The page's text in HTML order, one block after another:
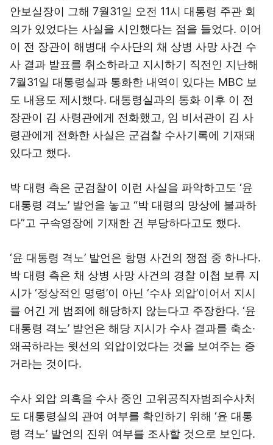
안보실장이 그해 7월31일 오전 11시 대통령 주관 회
의가 있었다는 사실을 시인했다는 점을 들었다. 이어
이 전 장관이 해병대 수사단의 채 상병 사망 사건 수
사 결과 발표를 취소하라고 지시하기 직전인 지난해
7월31일 대통령실과 통화한 내역이 있다는 MBC 보
도 내용도 제시했다. 대통령실과의 통화 이후 이 전
장관이 김 사령관에게 전화했고, 임 비서관이 김 사
령관에게 전화한 사실은 군검찰 수사기록에 기재돼
있다고 했다.
박 대령 측은 군검찰이 이런 사실을 파악하고도 ‘윤
대통령 격노’ 발언을 놓고 “박 대령의 망상에 불과하
다”고 구속영장에 기재한 건 부당하다고도 했다.
‘윤 대통령 격노’ 발언은 항명 사건의 쟁점 중 하나다.
박 대령 측은 채 상병 사망 사건의 경찰 이첩 보류 지
시가 ‘정상적인 명령’이 아닌 ‘수사 외압’이어서 지시
를 어긴 게 범죄에 해당하지 않는다고 주장한다. ‘윤
대통령 격노’ 발언은 해당 지시가 수사 결과를 축소·
왜곡하라는 윗선의 외압이었다는 것을 보여주는 증
거라는 것이다.
수사 외압 의혹을 수사 중인 고위공직자범죄수사처
도 대통령실의 관여 여부를 확인하기 위해 ‘윤 대통
령 격노’ 발언의 진위 여부를 조사할 것으로 보인다.